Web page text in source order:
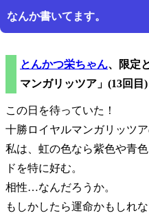
なんか書いてます。
とんかつ栄ちゃん、限定
マンガリッツア
(13回目)
この日を待っていた！
十勝ロイヤルマンガリッツ
私は、虹の色なら紫色や青
ドを特に好む。
相性…なんだろうか。
もしかしたら運命かもしれ